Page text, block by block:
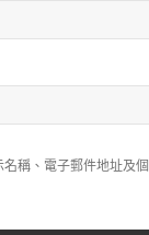
名稱、電子郵件地址及